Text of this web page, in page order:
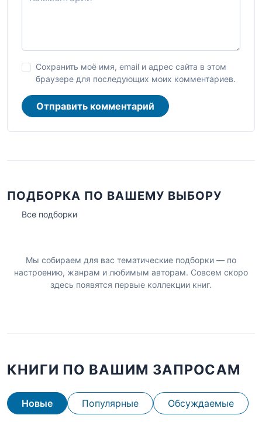
Сохранить моё имя, email и адрес сайта в этом
браузере для последующих моих комментариев.
Отправить комментарий
ПОДБОРКА ПО ВАШЕМУ ВЫБОРУ
Все подборки
Мы собираем для вас тематические подборки — по
настроению, жанрам и любимым авторам. Совсем скоро
здесь появятся первые коллекции книг.
КНИГИ ПО ВАШИМ ЗАПРОСАМ
Новые Популярные Обсуждаемые